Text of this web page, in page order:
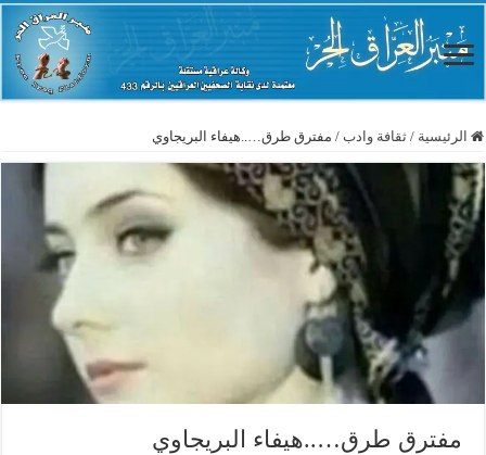
الرئيسية / ثقافة وادب / مفترق طرق…..هيفاء البريجاوي
مفترق طرق…..هيفاء البريجاوي